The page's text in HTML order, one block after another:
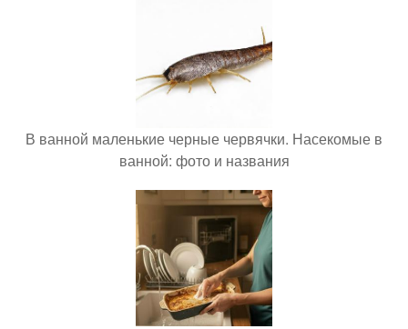
В ванной маленькие черные червячки. Насекомые в
ванной: фото и названия